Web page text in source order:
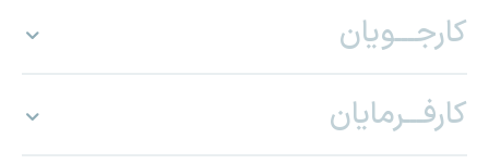
کارجـــویان
کارفـــرمایان